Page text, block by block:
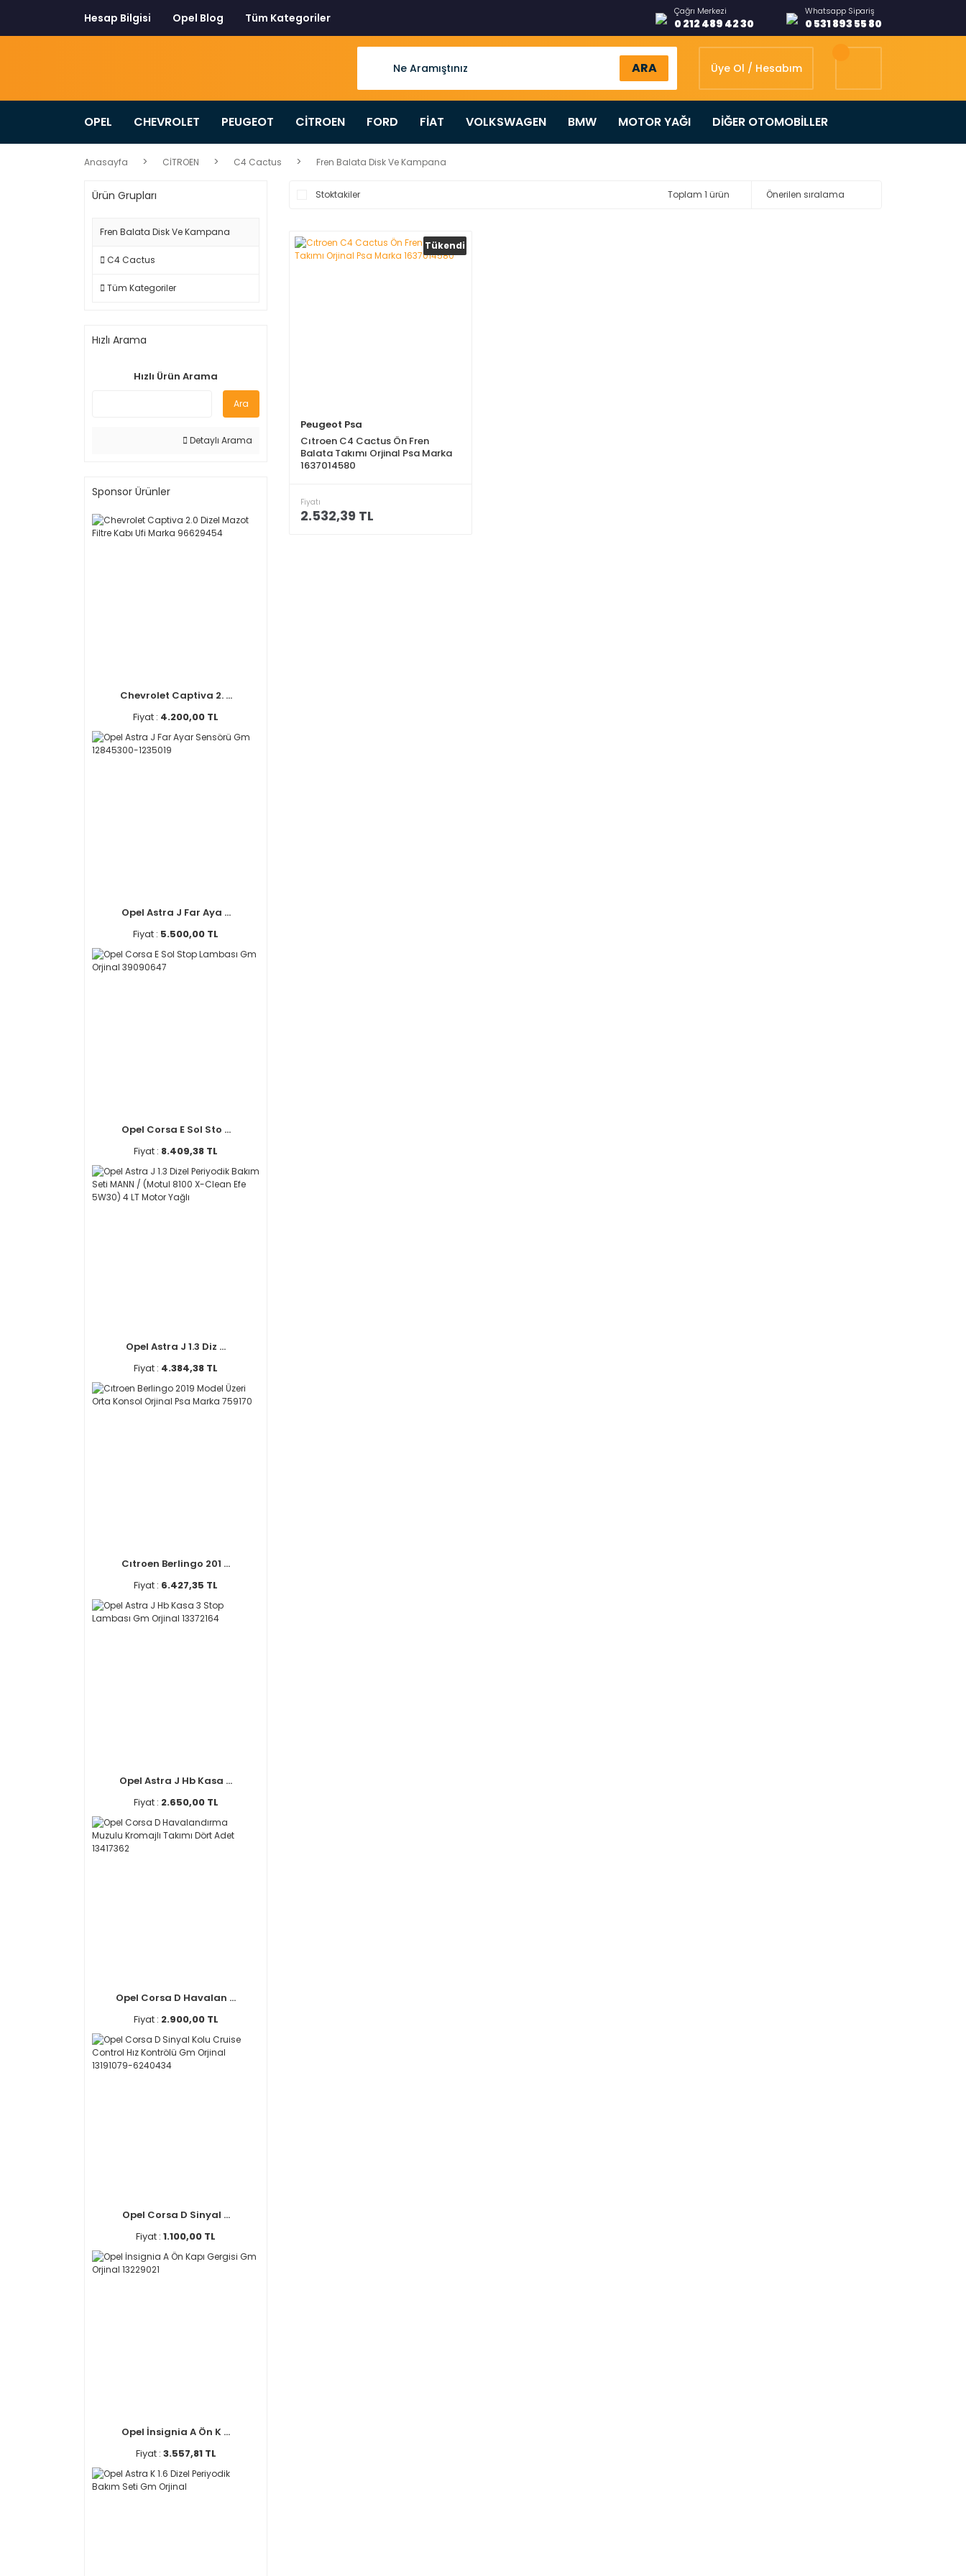
Hesap Bilgisi Opel Blog Tüm Kategoriler Çağrı Merkezi
0 212 489 42 30
Whatsapp Sipariş
0 531 893 55 80
ARA Üye Ol / Hesabım
OPEL CHEVROLET PEUGEOT CİTROEN FORD FİAT VOLKSWAGEN BMW MOTOR YAĞI DİĞER OTOMOBİLLER
Anasayfa CİTROEN C4 Cactus Fren Balata Disk Ve Kampana
Ürün Grupları
Fren Balata Disk Ve Kampana
C4 Cactus
Tüm Kategoriler
Hızlı Arama
Hızlı Ürün Arama
Ara
Detaylı Arama
Sponsor Ürünler
Chevrolet Captiva 2. ...
Fiyat : 4.200,00 TL
Opel Astra J Far Aya ...
Fiyat : 5.500,00 TL
Opel Corsa E Sol Sto ...
Fiyat : 8.409,38 TL
Opel Astra J 1.3 Diz ...
Fiyat : 4.384,38 TL
Cıtroen Berlingo 201 ...
Fiyat : 6.427,35 TL
Opel Astra J Hb Kasa ...
Fiyat : 2.650,00 TL
Opel Corsa D Havalan ...
Fiyat : 2.900,00 TL
Opel Corsa D Sinyal ...
Fiyat : 1.100,00 TL
Opel İnsignia A Ön K ...
Fiyat : 3.557,81 TL
Stoktakiler Toplam 1 ürün
Tükendi
Peugeot Psa
Cıtroen C4 Cactus Ön Fren
Balata Takımı Orjinal Psa Marka
1637014580
Fiyatı
2.532,39 TL